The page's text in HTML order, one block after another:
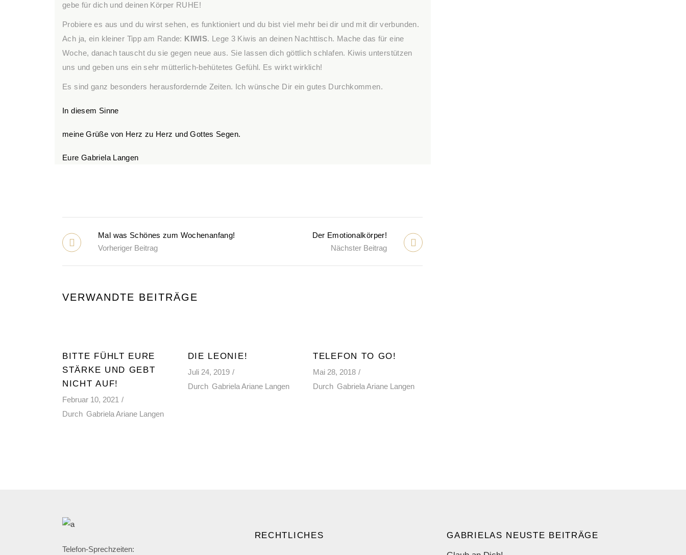
gebe für dich und deinen Körper RUHE!
Probiere es aus und du wirst sehen, es funktioniert und du bist viel mehr bei dir und mit dir verbunden.
Ach ja, ein kleiner Tipp am Rande: KIWIS. Lege 3 Kiwis an deinen Nachttisch. Mache das für eine
Woche, danach tauscht du sie gegen neue aus. Sie lassen dich göttlich schlafen. Kiwis unterstützen
uns und geben uns ein sehr mütterlich-behütetes Gefühl. Es wirkt wirklich!
Es sind ganz besonders herausfordernde Zeiten. Ich wünsche Dir ein gutes Durchkommen.
In diesem Sinne
meine Grüße von Herz zu Herz und Gottes Segen.
Eure Gabriela Langen
Mal was Schönes zum Wochenanfang!
Vorheriger Beitrag
Der Emotionalkörper!
Nächster Beitrag
VERWANDTE BEITRÄGE
BITTE FÜHLT EURE
STÄRKE UND GEBT
NICHT AUF!
Februar 10, 2021
Durch Gabriela Ariane Langen
DIE LEONIE!
Juli 24, 2019
Durch Gabriela Ariane Langen
TELEFON TO GO!
Mai 28, 2018
Durch Gabriela Ariane Langen
Telefon-Sprechzeiten:
RECHTLICHES GABRIELAS NEUSTE BEITRÄGE